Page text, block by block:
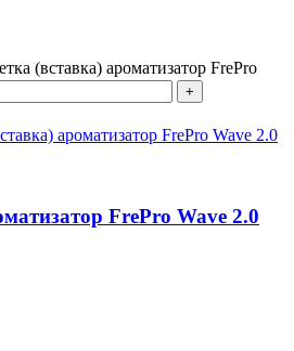
(вставка) ароматизатор FrePro
FrePro Wave 2.0